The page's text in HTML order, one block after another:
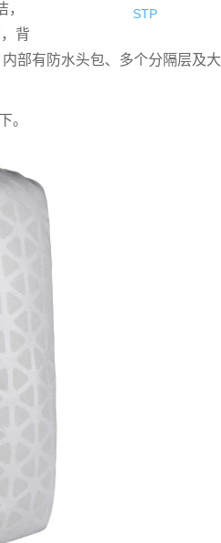
STP
背
部有防水头包、多个分隔层及大
。